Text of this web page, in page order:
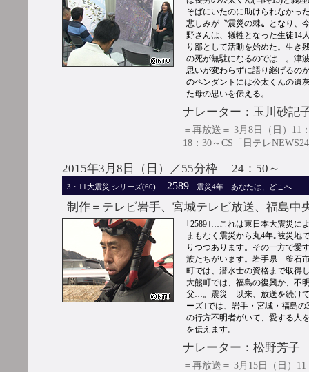
そばにいたのに助けられなかっ
悲しみが〝震災の棘〟となり、
野さんは、犠牲となった生徒14
り部として活動を始めた。生き
の死が無駄になるのでは…。津
思いが変わらずに語り継げるの
のペンダントには公太くんの遺
た母の思いを伝える。
ナレーター：玉川砂記
＝再放送＝ 3月8日（日）11
18：30～CS「日テレ
2015年3月8日（日）／55分枠 24：50～
3・11大震災 シリーズ(60) 2589 震災4年 あなたは、どこへ
制作＝テレビ岩手、宮城テレビ放送、福島中
｢2589｣…これは東日本大震災に
まもなく震災から丸4年｡被災地
りつつあります。その一方で愛
族たちがいます。岩手県 釜石
町では、潜水士の資格まで取得
大熊町では、福島の復興か、不
父…。震災 以来、放送を続けて
ーズ｣では、岩手・宮城・福島
の行方不明者がいて、愛する人
を伝えます。
ナレーター：松野芳子
＝再放送＝ 3月15日（日）